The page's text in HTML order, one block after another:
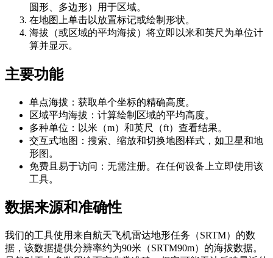
圆形、多边形）用于区域。
在地图上单击以放置标记或绘制形状。
海拔（或区域的平均海拔）将立即以米和英尺为单位计
算并显示。
主要功能
单点海拔：获取单个坐标的精确高度。
区域平均海拔：计算绘制区域的平均高度。
多种单位：以米（m）和英尺（ft）查看结果。
交互式地图：搜索、缩放和切换地图样式，如卫星和地
形图。
免费且易于访问：无需注册。在任何设备上立即使用该
工具。
数据来源和准确性
我们的工具使用来自航天飞机雷达地形任务（SRTM）的数
据，该数据提供分辨率约为90米（SRTM90m）的海拔数据。